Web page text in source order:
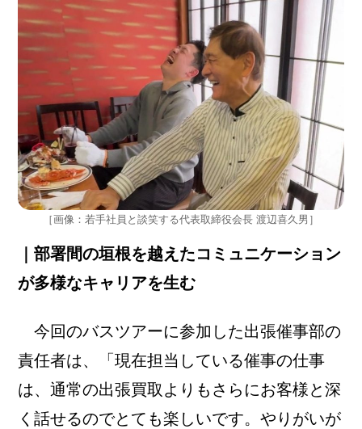
［画像：若手社員と談笑する代表取締役会長 渡辺喜久男］
｜部署間の垣根を越えたコミュニケーション
が多様なキャリアを生む
今回のバスツアーに参加した出張催事部の
責任者は、「現在担当している催事の仕事
は、通常の出張買取よりもさらにお客様と深
く話せるのでとても楽しいです。やりがいが